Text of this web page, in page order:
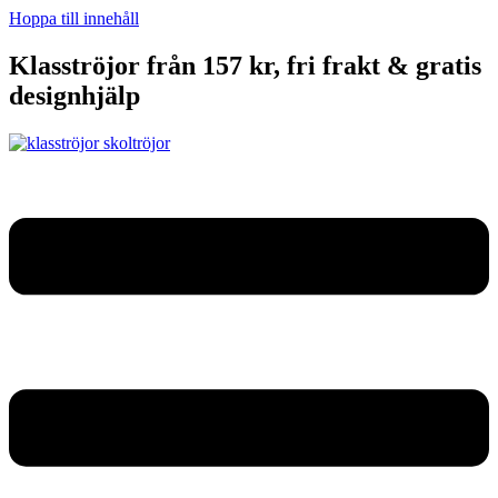
Hoppa till innehåll
Klasströjor från 157 kr, fri frakt & gratis
designhjälp